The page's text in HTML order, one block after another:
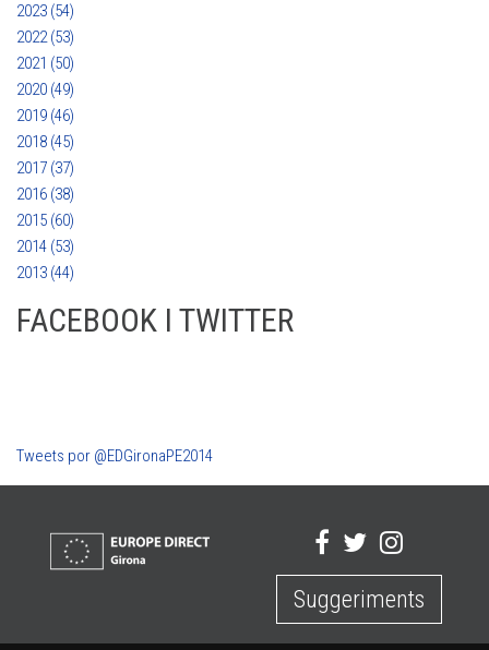
2023 (54)
2022 (53)
2021 (50)
2020 (49)
2019 (46)
2018 (45)
2017 (37)
2016 (38)
2015 (60)
2014 (53)
2013 (44)
FACEBOOK I TWITTER
Tweets por @EDGironaPE2014
Suggeriments